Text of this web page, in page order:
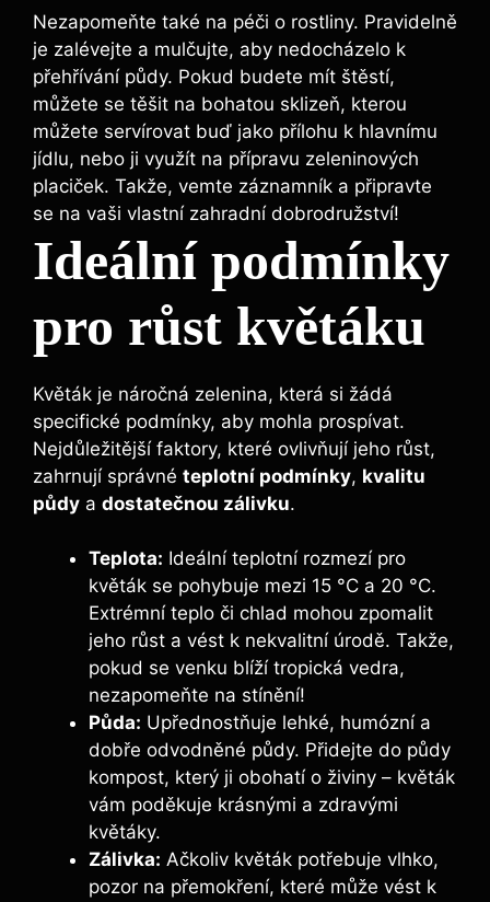
Nezapomeňte také na péči o rostliny. Pravidelně
je zalévejte a mulčujte, aby nedocházelo k
přehřívání půdy. Pokud budete mít štěstí,
můžete se těšit na bohatou sklizeň, kterou
můžete servírovat buď jako přílohu k hlavnímu
jídlu, nebo ji využít na přípravu zeleninových
placiček. Takže, vemte záznamník a připravte
se na vaši vlastní zahradní dobrodružství!
Ideální podmínky
pro růst květáku
Květák je náročná zelenina, která si žádá
specifické podmínky, aby mohla prospívat.
Nejdůležitější faktory, které ovlivňují jeho růst,
zahrnují správné teplotní podmínky, kvalitu
půdy a dostatečnou zálivku.
Teplota: Ideální teplotní rozmezí pro
květák se pohybuje mezi 15 °C a 20 °C.
Extrémní teplo či chlad mohou zpomalit
jeho růst a vést k nekvalitní úrodě. Takže,
pokud se venku blíží tropická vedra,
nezapomeňte na stínění!
Půda: Upřednostňuje lehké, humózní a
dobře odvodněné půdy. Přidejte do půdy
kompost, který ji obohatí o živiny – květák
vám poděkuje krásnými a zdravými
květáky.
Zálivka: Ačkoliv květák potřebuje vlhko,
pozor na přemokření, které může vést k